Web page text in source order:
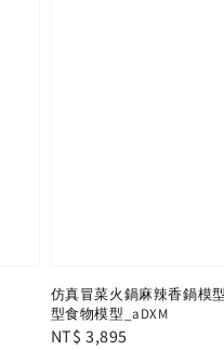
仿真冒菜火鍋麻辣香鍋模
型食物模型_aDXM
Regular
NT$ 3,895